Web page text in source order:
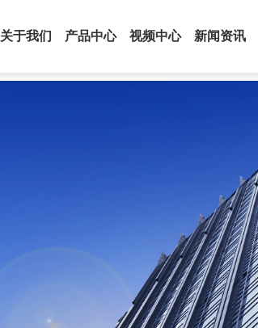
关于我们 产品中心 视频中心 新闻资讯